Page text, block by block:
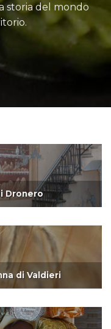
storia del mondo
Dronero
di Valdieri